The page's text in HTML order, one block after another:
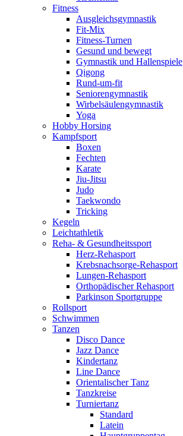
Fitness
Ausgleichsgymnastik
Fit-Mix
Fitness-Turnen
Gesund und bewegt
Gymnastik und Hallenspiele
Qigong
Rund-um-fit
Seniorengymnastik
Wirbelsäulengymnastik
Yoga
Hobby Horsing
Kampfsport
Boxen
Fechten
Karate
Jiu-Jitsu
Judo
Taekwondo
Tricking
Kegeln
Leichtathletik
Reha- & Gesundheitssport
Herz-Rehasport
Krebsnachsorge-Rehasport
Lungen-Rehasport
Orthopädischer Rehasport
Parkinson Sportgruppe
Rollsport
Schwimmen
Tanzen
Disco Dance
Jazz Dance
Kindertanz
Line Dance
Orientalischer Tanz
Tanzkreise
Turniertanz
Standard
Latein